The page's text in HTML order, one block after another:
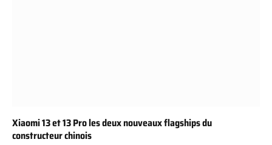
Xiaomi 13 et 13 Pro les deux nouveaux flagships du
constructeur chinois